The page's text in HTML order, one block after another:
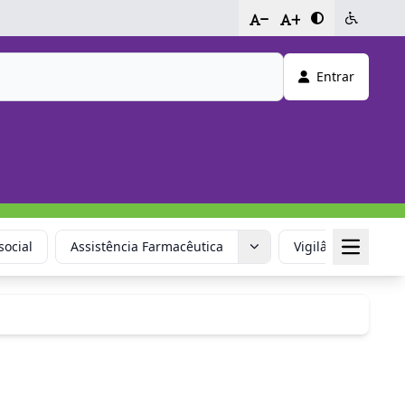
- +
Entrar
Assistência Farmacêutica Vigilância em